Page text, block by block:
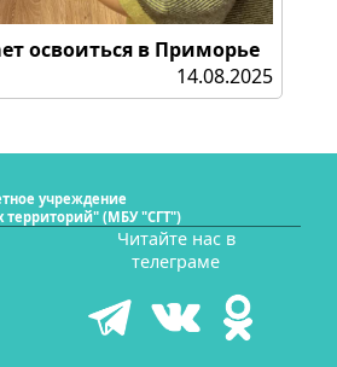
освоиться в Приморье
14.08.2025
учреждение
территорий" (МБУ "СГТ")
Читайте нас в
телеграме